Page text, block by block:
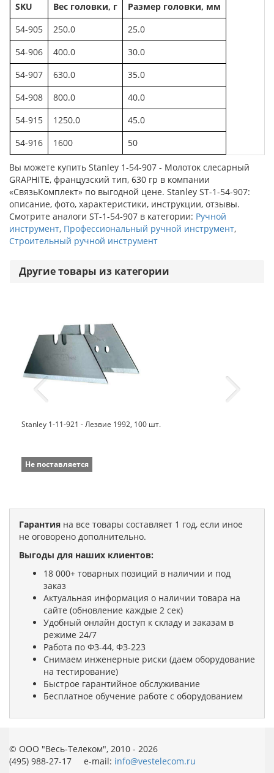
SKU Вес головки, г
Размер головки, мм
54-905
250.0
25.0
54-906
400.0
30.0
54-907
630.0
35.0
54-908
800.0
40.0
54-915
1250.0
45.0
54-916
1600 50
Вы можете купить Stanley 1-54-907 - Молоток слесарный
GRAPHITE, французский тип, 630 гр в компании
«СвязьКомплект» по выгодной цене. Stanley ST-1-54-907:
описание, фото, характеристики, инструкции, отзывы.
Смотрите аналоги ST-1-54-907 в категории: Ручной
инструмент, Профессиональный ручной инструмент,
Строительный ручной инструмент
Другие товары из категории
Stanley 1-11-921 - Лезвие 1992, 100 шт.
Не поставляется
Гарантия на все товары составляет 1 год, если иное
не оговорено дополнительно.
Выгоды для наших клиентов:
18 000+ товарных позиций в наличии и под
заказ
Актуальная информация о наличии товара на
сайте (обновление каждые 2 сек)
Удобный онлайн доступ к складу и заказам в
режиме 24/7
Работа по ФЗ-44, ФЗ-223
Снимаем инженерные риски (даем оборудование
на тестирование)
Быстрое гарантийное обслуживание
Бесплатное обучение работе с оборудованием
© ООО "Весь-Телеком", 2010 - 2026
(495) 988-27-17 e-mail: info@vestelecom.ru